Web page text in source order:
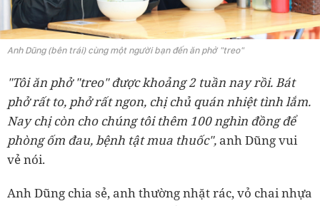
Anh Dũng (bên trái) cùng một người bạn đến ăn phở "treo"
"Tôi ăn phở "treo" được khoảng 2 tuần nay rồi. Bát
phở rất to, phở rất ngon, chị chủ quán nhiệt tình lắm.
Nay chị còn cho chúng tôi thêm 100 nghìn đồng để
phòng ốm đau, bệnh tật mua thuốc", anh Dũng vui
vẻ nói.
Anh Dũng chia sẻ, anh thường nhặt rác, vỏ chai nhựa